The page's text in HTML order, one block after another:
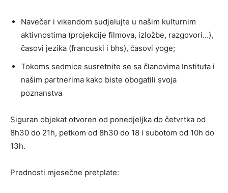
Navečer i vikendom sudjelujte u našim kulturnim
aktivnostima (projekcije filmova, izložbe, razgovori…),
časovi jezika (francuski i bhs), časovi yoge;
Tokoms sedmice susretnite se sa članovima Instituta i
našim partnerima kako biste obogatili svoja
poznanstva
Siguran objekat otvoren od ponedjeljka do četvrtka od
8h30 do 21h, petkom od 8h30 do 18 i subotom od 10h do
13h.
Prednosti mjesečne pretplate: